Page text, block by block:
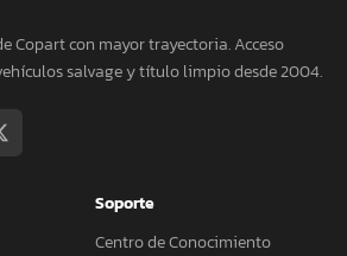
Copart con mayor trayectoria. Acceso
salvage y título limpio desde 2004.
Soporte
Centro de Conocimiento